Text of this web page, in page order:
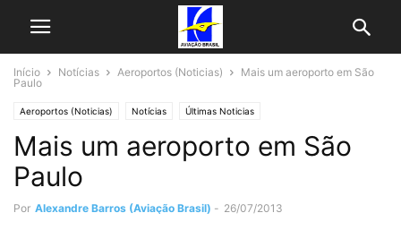
Início Notícias Aeroportos (Noticias)
Mais um aeroporto em São
Paulo
Aeroportos (Noticias) Notícias Últimas Noticias
Mais um aeroporto em São
Paulo
Por Alexandre Barros (Aviação Brasil) - 26/07/2013